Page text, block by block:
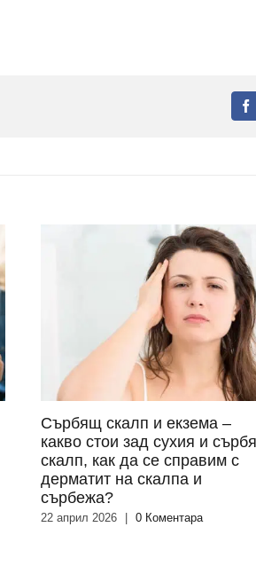
Сърбящ скалп и екзема –
какво стои зад сухия и
скалп, как да се справим с
дерматит на скалпа и
сърбежа?
22 април 2026 0 Коментара